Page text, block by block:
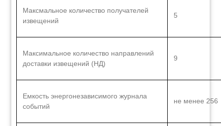
Максмальное количество получателей
извещений
5
Максимальное количество направлений
доставки извещений (НД)
9
Емкость энергонезависимого журнала
событий
не менее 256